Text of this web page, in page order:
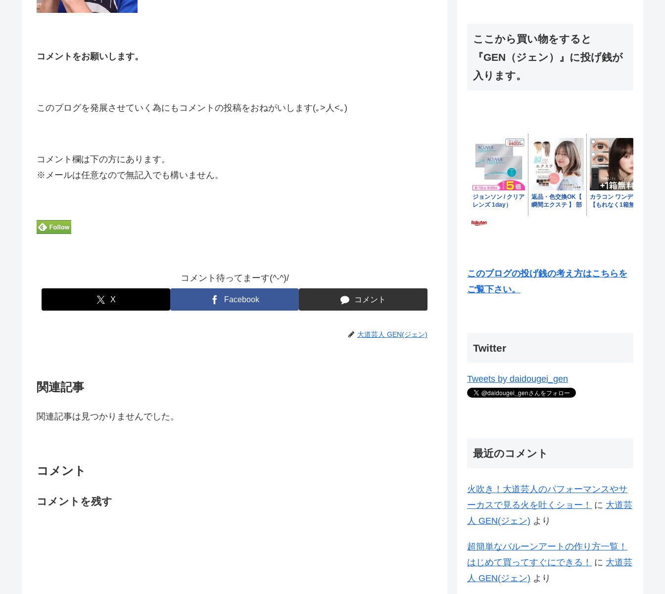
コメントをお願いします。
このブログを発展させていく為にもコメントの投稿をおねがいします(｡>人<｡)
コメント欄は下の方にあります。
※メールは任意なので無記入でも構いません。
コメント待ってまーす(^-^)/
X Facebook コメント
大道芸人 GEN(ジェン)
関連記事
関連記事は見つかりませんでした。
コメント
コメントを残す
ここから買い物をすると
『GEN（ジェン）』に投げ銭が
入ります。
このブログの投げ銭の考え方はこちらを
ご覧下さい。
Twitter
Tweets by daidougei_gen
最近のコメント
火吹き！大道芸人のパフォーマンスやサ
ーカスで見る火を吐くショー！
に 大道芸
人 GEN(ジェン) より
超簡単なバルーンアートの作り方一覧！
はじめて買ってすぐにできる！
に 大道芸
人 GEN(ジェン) より